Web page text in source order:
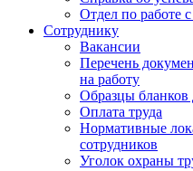
Отдел по работе
Сотруднику
Вакансии
Перечень
на работу
Образцы бланков
Оплата труда
Нормативные
сотрудников
Уголок охраны